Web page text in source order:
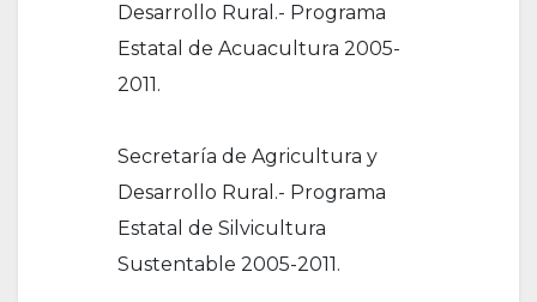
Desarrollo Rural.- Programa
Estatal de Acuacultura 2005-
2011.
Secretaría de Agricultura y
Desarrollo Rural.- Programa
Estatal de Silvicultura
Sustentable 2005-2011.